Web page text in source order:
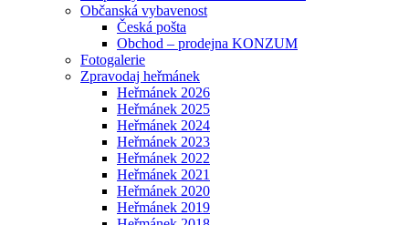
Občanská vybavenost
Česká pošta
Obchod – prodejna KONZUM
Fotogalerie
Zpravodaj heřmánek
Heřmánek 2026
Heřmánek 2025
Heřmánek 2024
Heřmánek 2023
Heřmánek 2022
Heřmánek 2021
Heřmánek 2020
Heřmánek 2019